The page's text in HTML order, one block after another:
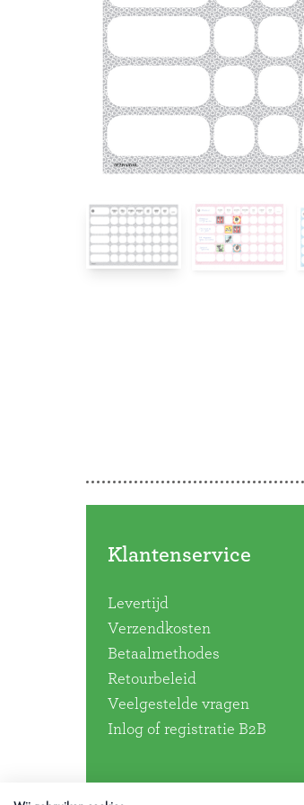
Klantenservice
Levertijd
Verzendkosten
Betaalmethodes
Retourbeleid
Veelgestelde vragen
Inlog of registratie B2B